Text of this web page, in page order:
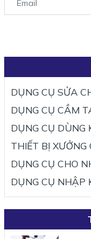
DỤNG CỤ SỬA
DỤNG CỤ CẦM
DỤNG CỤ DÙNG
THIẾT BỊ XƯỞNG
DỤNG CỤ CHO
DỤNG CỤ NHẬP